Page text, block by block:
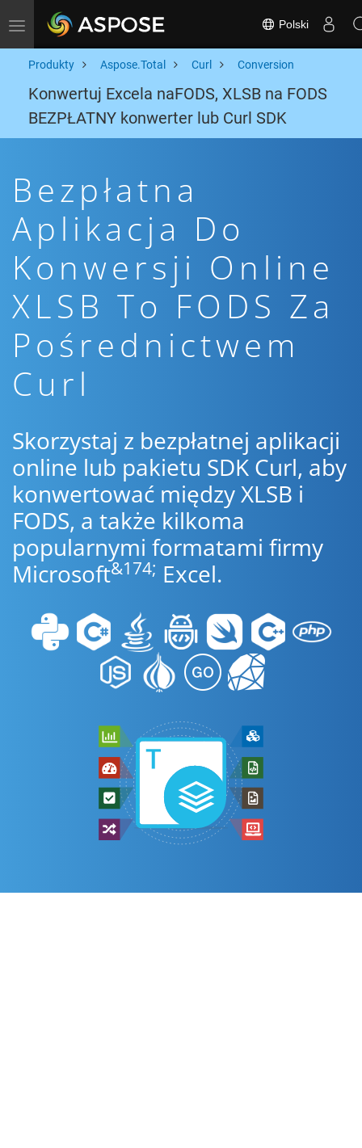
Toggle navigation Polski
Produkty Aspose.Total Curl Conversion
Konwertuj Excela naFODS, XLSB na FODS
BEZPŁATNY konwerter lub Curl SDK
Bezpłatna
Aplikacja Do
Konwersji Online
XLSB To FODS Za
Pośrednictwem
Curl
Skorzystaj z bezpłatnej aplikacji
online lub pakietu SDK Curl, aby
konwertować między XLSB i
FODS, a także kilkoma
popularnymi formatami firmy
Microsoft&174; Excel.